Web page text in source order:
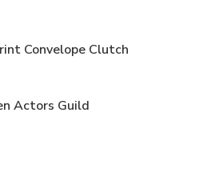
Convelope Clutch
Actors Guild